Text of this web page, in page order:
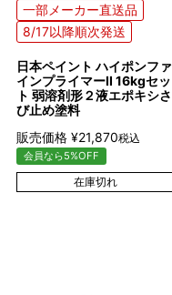
一部メーカー直送品
8/17以降順次発送
日本ペイント ハイポンファ
インプライマーII 16kgセッ
ト 弱溶剤形２液エポキシさ
び止め塗料
販売価格 ¥21,870税込
会員なら5%OFF
在庫切れ